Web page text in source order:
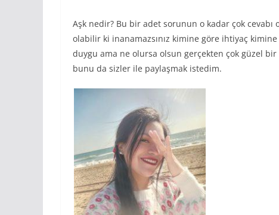
Aşk nedir? Bu bir adet sorunun o kadar çok
olabilir ki inanamazsınız kimine göre ihtiyaç kimine
duygu ama ne olursa olsun gerçekten çok güzel
bunu da sizler ile paylaşmak istedim.